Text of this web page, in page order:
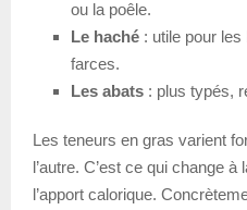
ou la poêle.
Le haché : utile pour
farces.
Les abats : plus typés,
Les teneurs en gras varient
l’autre. C’est ce qui change
l’apport calorique.